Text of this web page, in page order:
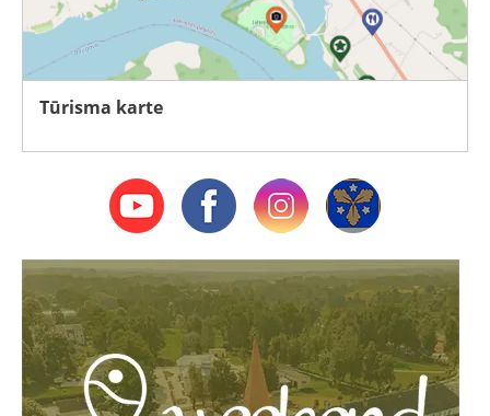
Tūrisma karte